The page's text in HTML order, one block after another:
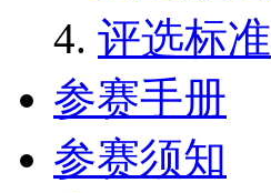
评选标准
参赛手册
参赛须知